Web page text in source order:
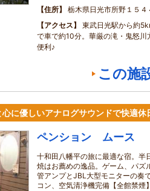
住所
栃木県日光市所野１５４
アクセス
東武日光駅から約
で車で約10分。華厳の滝・鬼怒
便利♪
この施
に優しいアナログサウンドで快適休
ペンション ムース
十和田八幡平の旅に最適な宿。半
焼はお薦めの逸品。ゲーム、パズ
管アンプとJBL大型モニターの奏
コン、空気清浄機完備【全館禁煙